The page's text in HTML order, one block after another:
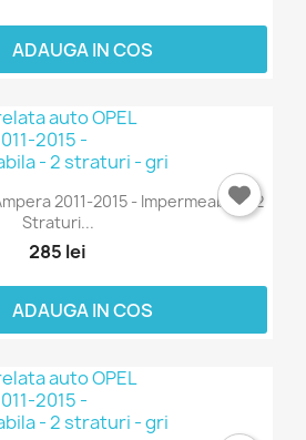
ADAUGA IN COS
2011-2015 - Impermeabila - 2
Straturi...
285 lei
ADAUGA IN COS